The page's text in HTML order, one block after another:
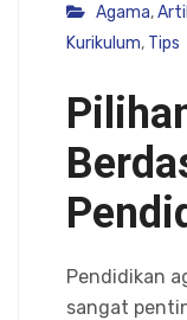
Agama,
Kurikulum, Tips
Pendidikan
sangat